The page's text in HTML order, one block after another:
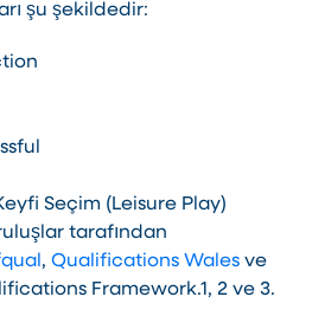
şu şekildedir:
Seçim (Leisure Play)
tarafından
, Qualifications Wales ve
Framework.1, 2 ve 3.